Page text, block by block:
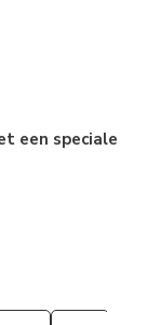
een speciale